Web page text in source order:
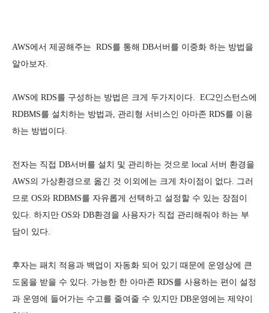
AWS에서 제공해주는  RDS를 통해 DB서버를 이중화 하는 방법을
알아보자.
AWS에 RDS를 구성하는 방법은 크게 두가지이다.  EC2인스턴스에
RDBMS를 설치하는 방법과, 관리형 서비스인 아마존 RDS를 이용
하는 방법이다.
전자는 직접 DB서버를 설치 및 관리하는 것으로 local 서버 환경을
AWS의 가상환경으로 옮긴 것 이외에는 크게 차이점이 없다. 그러
므로 OS와 RDBMS를 자유롭게 선택하고 설정할 수 있는 장점이
있다. 하지만 OS와 DB환경을 사용자가 직접 관리해줘야 하는 부
담이 있다.
후자는 패치 적용과 백업이 자동화 되어 있기 때문에 운영상에 큰
도움을 받을 수 있다. 가능한 한 아마존 RDS를 사용하는 편이 설정
과 운영에 들어가는 수고를 줄여줄 수 있지만 DB운영에는 제약이